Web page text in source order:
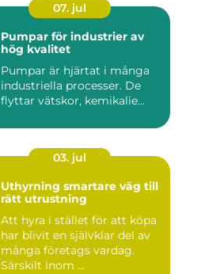
07. jul
Pumpar för industrier av
hög kvalitet
Pumpar är hjärtat i många
industriella processer. De
flyttar vätskor, kemikalie...
03. jul
Uthyrning smartare väg till
rätt utrustning
Att hyra i stället för att köpa
har blivit en självklar del av
många företags vardag.
Särskilt inom ...